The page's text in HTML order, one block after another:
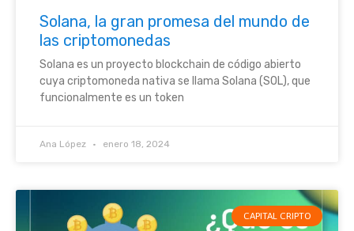
Solana, la gran promesa del mundo de
las criptomonedas
Solana es un proyecto blockchain de código abierto
cuya criptomoneda nativa se llama Solana (SOL), que
funcionalmente es un token
Ana López enero 18, 2024
CAPITAL CRIPTO